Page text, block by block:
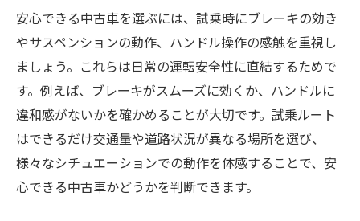
安心できる中古車を選ぶには、試乗時にブレーキの効き
やサスペンションの動作、ハンドル操作の感触を重視し
ましょう。これらは日常の運転安全性に直結するためで
す。例えば、ブレーキがスムーズに効くか、ハンドルに
違和感がないかを確かめることが大切です。試乗ルート
はできるだけ交通量や道路状況が異なる場所を選び、
様々なシチュエーションでの動作を体感することで、安
心できる中古車かどうかを判断できます。